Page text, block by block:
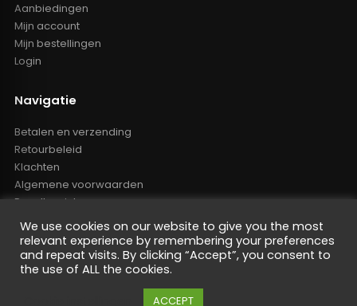
Aanbiedingen
Mijn account
Mijn bestellingen
Login
Navigatie
Betalen en verzending
Retourbeleid
Klachten
Algemene voorwaarden
Resellers inlog
Reseller worden
Privacy Policy
Powered by Nano Web
We use cookies on our website to give you the most
relevant experience by remembering your preferences
and repeat visits. By clicking “Accept”, you consent to
the use of ALL the cookies.
ACCEPT
De waardering van oem-tuning.nl bij